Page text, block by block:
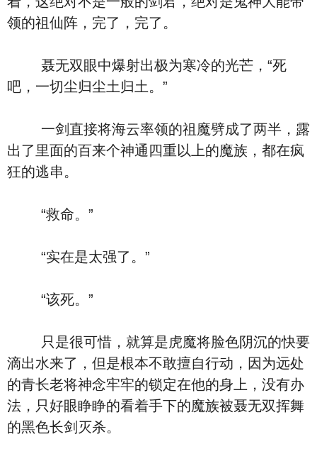
领的祖仙阵，完了，完了。
聂无双眼中爆射出极为寒冷的光芒，“死
吧，一切尘归尘土归土。”
一剑直接将海云率领的祖魔劈成了两半，露
出了里面的百来个神通四重以上的魔族，都在疯
狂的逃串。
“救命。”
“实在是太强了。”
“该死。”
只是很可惜，就算是虎魔将脸色阴沉的快要
滴出水来了，但是根本不敢擅自行动，因为远处
的青长老将神念牢牢的锁定在他的身上，没有办
法，只好眼睁睁的看着手下的魔族被聂无双挥舞
的黑色长剑灭杀。